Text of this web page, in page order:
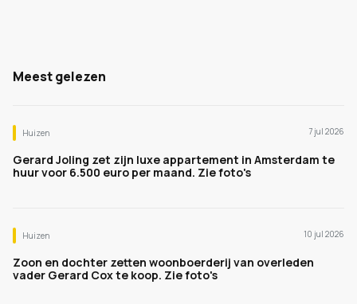
Meest gelezen
Huizen 7 jul 2026
Gerard Joling zet zijn luxe appartement in Amsterdam te
huur voor 6.500 euro per maand. Zie foto's
Huizen 10 jul 2026
Zoon en dochter zetten woonboerderij van overleden
vader Gerard Cox te koop. Zie foto's